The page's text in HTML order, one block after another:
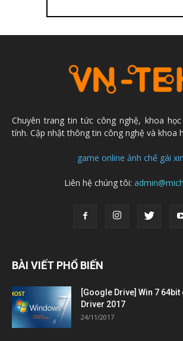
Chuyên trang tin tức công nghệ, khoa
tính. Cập nhật thông tin công nghệ và khoa
game online ảnh chế gái
Liên hệ chúng tôi:
BÀI VIẾT PHỔ BIẾN
[Google Drive] Win 7
Driver 2017
24/11/2017